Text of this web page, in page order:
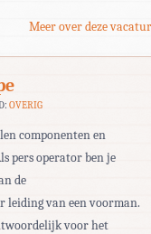
Meer over deze
OVERIG
componenten en
pers operator ben je
de
leiding van een voorman.
voor het